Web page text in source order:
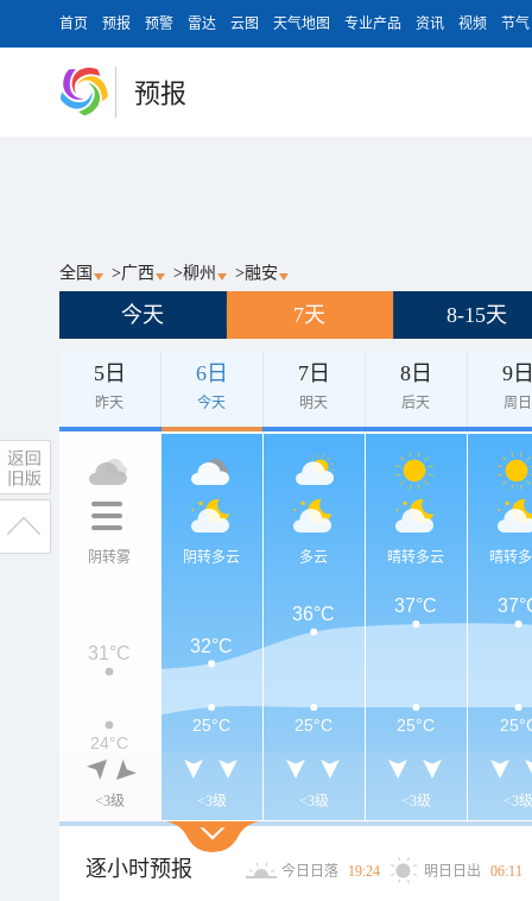
首页 预报 预警 雷达 云图 天气地图 专业产品 资讯 视频 节气
预报
全国 >广西 >柳州 >融安
今天 7天 8-15天
5日
昨天
6日
今天
7日
明天
8日
后天
9
周日
阴转雾
<3级
阴转多云
<3级
多云
<3级
晴转多云
<3级
晴转
<3级
31°C 32°C
36°C 37°C
24°C
25°C 25°C 25°C
逐小时预报 今日日落 19:24 明日日出 06:11